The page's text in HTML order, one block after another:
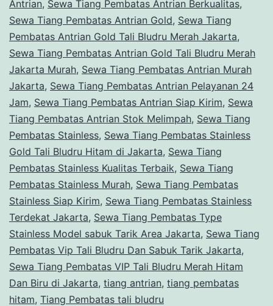
Antrian, Sewa Tiang Pembatas Antrian Berkualitas,
Sewa Tiang Pembatas Antrian Gold, Sewa Tiang
Pembatas Antrian Gold Tali Bludru Merah Jakarta,
Sewa Tiang Pembatas Antrian Gold Tali Bludru Merah
Jakarta Murah, Sewa Tiang Pembatas Antrian Murah
Jakarta, Sewa Tiang Pembatas Antrian Pelayanan 24
Jam, Sewa Tiang Pembatas Antrian Siap Kirim, Sewa
Tiang Pembatas Antrian Stok Melimpah, Sewa Tiang
Pembatas Stainless, Sewa Tiang Pembatas Stainless
Gold Tali Bludru Hitam di Jakarta, Sewa Tiang
Pembatas Stainless Kualitas Terbaik, Sewa Tiang
Pembatas Stainless Murah, Sewa Tiang Pembatas
Stainless Siap Kirim, Sewa Tiang Pembatas Stainless
Terdekat Jakarta, Sewa Tiang Pembatas Type
Stainless Model sabuk Tarik Area Jakarta, Sewa Tiang
Pembatas Vip Tali Bludru Dan Sabuk Tarik Jakarta,
Sewa Tiang Pembatas VIP Tali Bludru Merah Hitam
Dan Biru di Jakarta, tiang antrian, tiang pembatas
hitam, Tiang Pembatas tali bludru